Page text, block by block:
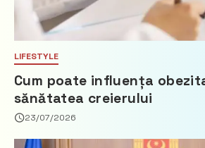
LIFESTYLE
Cum poate influența
sănătatea creierului
23/07/2026